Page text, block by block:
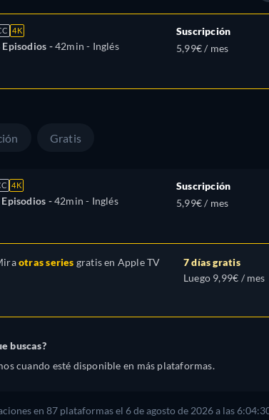
4K
Episodios -42min - Inglés
Suscripción
5,99€ / mes
Gratis
4K
Episodios -42min - Inglés
Suscripción
5,99€ / mes
otras series gratis en Apple TV
7 días gratis
Luego 9,99€ / mes
buscas?
cuando esté disponible en más plataformas.
en 87 plataformas el 6 de agosto de 2026 a las